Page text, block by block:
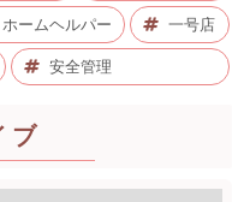
ホームヘルパー 一号店
安全管理
ブ